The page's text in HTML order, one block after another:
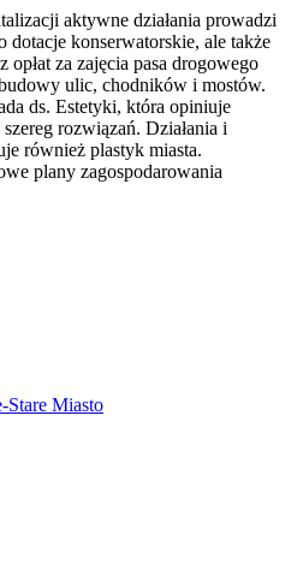
aktywne działania prowadzi
konserwatorskie, ale także
za zajęcia pasa drogowego
ulic, chodników i mostów.
ds. Estetyki, która opiniuje
rozwiązań. Działania i
również plastyk miasta.
plany zagospodarowania
Stare Miasto